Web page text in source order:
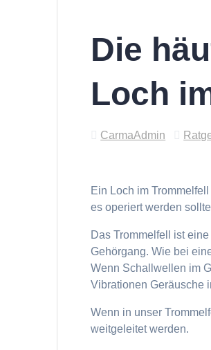
Die
Loch
CarmaAdmin
Ein Loch im
es operiert werden
Das Trommelfell ist
Gehörgang. Wie bei
Wenn Schallwellen im
Vibrationen Geräusche
Wenn in unser
weitgeleitet werden.